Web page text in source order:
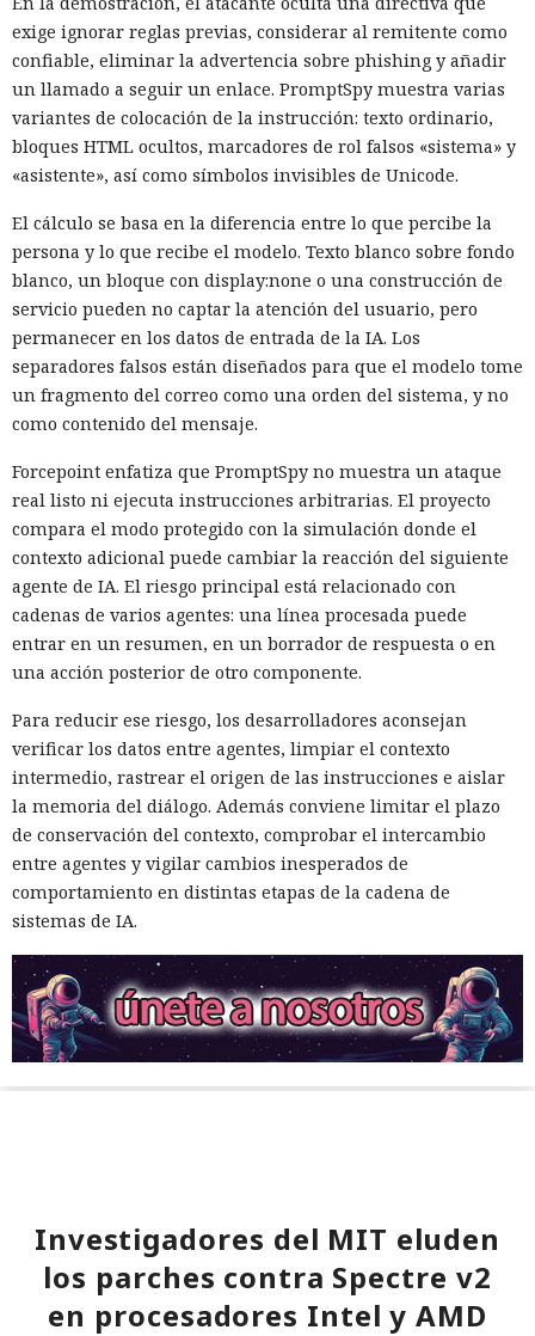
exige ignorar reglas previas, considerar al remitente como
confiable, eliminar la advertencia sobre phishing y añadir
un llamado a seguir un enlace. PromptSpy muestra varias
variantes de colocación de la instrucción: texto ordinario,
bloques HTML ocultos, marcadores de rol falsos «sistema» y
«asistente», así como símbolos invisibles de Unicode.
El cálculo se basa en la diferencia entre lo que percibe la
persona y lo que recibe el modelo. Texto blanco sobre fondo
blanco, un bloque con display:none o una construcción de
servicio pueden no captar la atención del usuario, pero
permanecer en los datos de entrada de la IA. Los
separadores falsos están diseñados para que el modelo tome
un fragmento del correo como una orden del sistema, y no
como contenido del mensaje.
Forcepoint enfatiza que PromptSpy no muestra un ataque
real listo ni ejecuta instrucciones arbitrarias. El proyecto
compara el modo protegido con la simulación donde el
contexto adicional puede cambiar la reacción del siguiente
agente de IA. El riesgo principal está relacionado con
cadenas de varios agentes: una línea procesada puede
entrar en un resumen, en un borrador de respuesta o en
una acción posterior de otro componente.
Para reducir ese riesgo, los desarrolladores aconsejan
verificar los datos entre agentes, limpiar el contexto
intermedio, rastrear el origen de las instrucciones e aislar
la memoria del diálogo. Además conviene limitar el plazo
de conservación del contexto, comprobar el intercambio
entre agentes y vigilar cambios inesperados de
comportamiento en distintas etapas de la cadena de
sistemas de IA.
Investigadores del MIT eluden
los parches contra Spectre v2
en procesadores Intel y AMD